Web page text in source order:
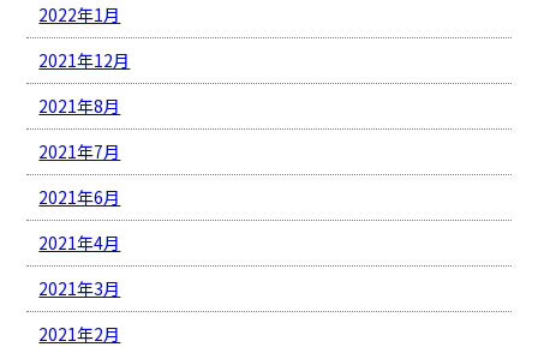
2022年1月
2021年12月
2021年8月
2021年7月
2021年6月
2021年4月
2021年3月
2021年2月